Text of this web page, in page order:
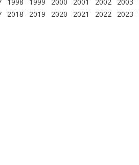
1998 1999 2000 2001 2002 2003
2018 2019 2020 2021 2022 2023